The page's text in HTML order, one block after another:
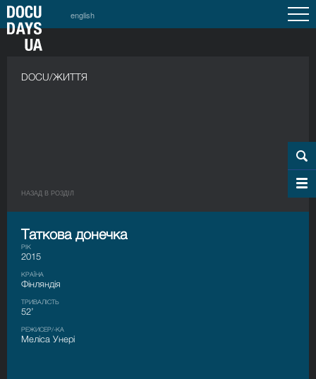
english
DOCU/ЖИТТЯ
НАЗАД В РОЗДIЛ
Таткова донечка
РІК
2015
КРАЇНА
Фінляндія
ТРИВАЛІСТЬ
52’
РЕЖИСЕР/-КА
Меліса Унері